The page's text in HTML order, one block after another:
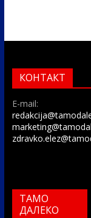
КОНТАКТ
E-mail:
ТАМО
ДАЛЕКО